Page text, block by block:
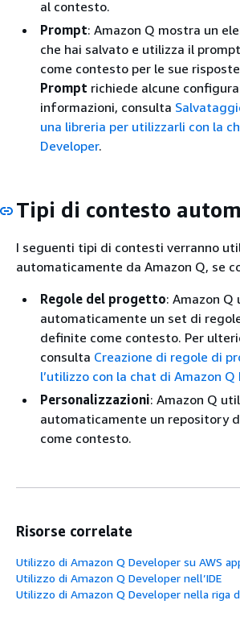
al contesto.
Prompt: Amazon Q mostra un
che hai salvato e utilizza il
come contesto per le sue
Prompt richiede alcune
informazioni, consulta
una libreria per utilizzarli con la
Developer.
Tipi di contesto
I seguenti tipi di contesti verranno
automaticamente da Amazon Q, se
Regole del progetto: Amazon Q
automaticamente un set di
definite come contesto. Per
consulta Creazione di regole di
l’utilizzo con la chat di Amazon Q
Personalizzazioni: Amazon Q
automaticamente un repository
come contesto.
Risorse correlate
Utilizzo di Amazon Q Developer su AWS
Utilizzo di Amazon Q Developer nell’IDE
Utilizzo di Amazon Q Developer nella riga